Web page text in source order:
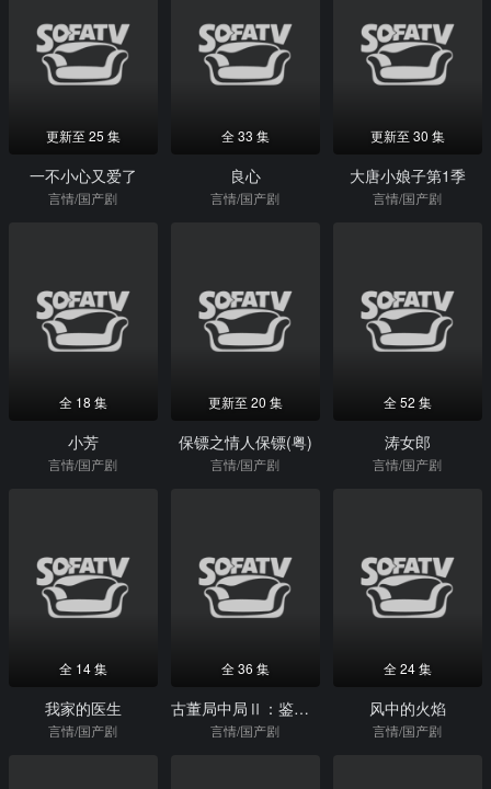
更新至 25 集
一不小心又爱了
言情/国产剧
全 33 集
良心
言情/国产剧
更新至 30 集
大唐小娘子第1季
言情/国产剧
全 18 集
小芳
言情/国产剧
更新至 20 集
保镖之情人保镖(粤)
言情/国产剧
全 52 集
涛女郎
言情/国产剧
全 14 集
我家的医生
言情/国产剧
全 36 集
古董局中局Ⅱ：鉴墨寻瓷
言情/国产剧
全 24 集
风中的火焰
言情/国产剧